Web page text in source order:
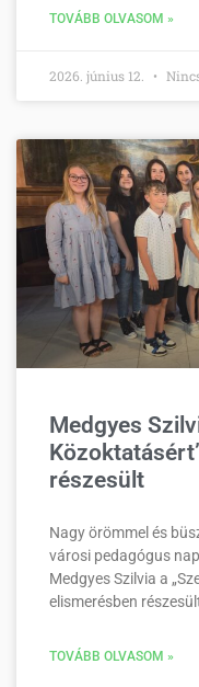
TOVÁBB OLVASOM »
2026. június 12.
Medgyes
részesült
Nagy örömmel és
városi pedagógus
Medgyes Szilvia a
elismerésben
TOVÁBB OLVASOM »